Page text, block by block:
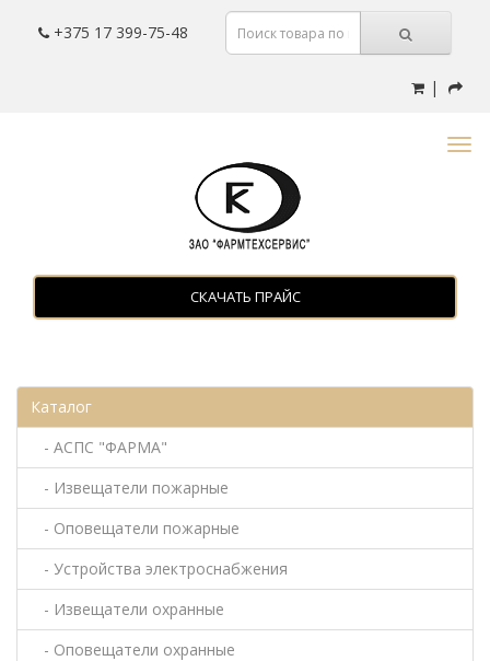
+375 17 399-75-48
|
СКАЧАТЬ ПРАЙС
Каталог
- АСПС "ФАРМА"
- Извещатели пожарные
- Оповещатели пожарные
- Устройства электроснабжения
- Извещатели охранные
- Оповещатели охранные